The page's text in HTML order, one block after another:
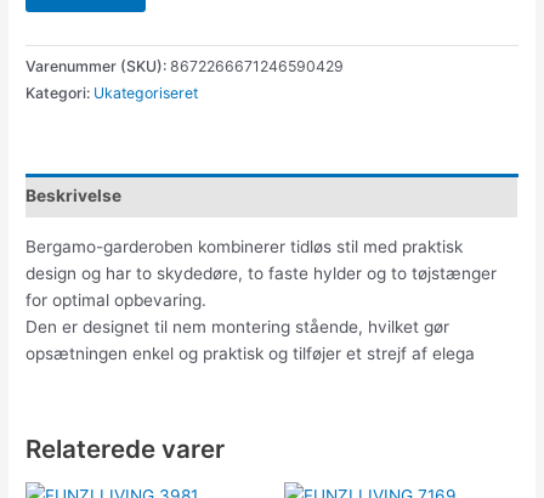
Varenummer (SKU):8672266671246590429
Kategori: Ukategoriseret
Beskrivelse
Bergamo-garderoben kombinerer tidløs stil med praktisk
design og har to skydedøre, to faste hylder og to tøjstænger
for optimal opbevaring.
Den er designet til nem montering stående, hvilket gør
opsætningen enkel og praktisk og tilføjer et strejf af elega
Relaterede varer